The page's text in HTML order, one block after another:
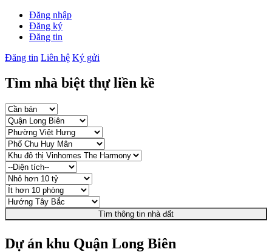
Đăng nhập
Đăng ký
Đăng tin
Đăng tin Liên hệ Ký gửi
Tìm nhà biệt thự liền kề
Tìm thông tin nhà đất
Dự án khu Quận Long Biên